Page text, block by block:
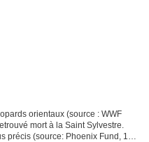
orientaux (source : WWF
mort à la Saint Sylvestre.
précis (source: Phoenix Fund, 13